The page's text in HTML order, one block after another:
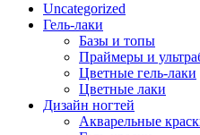
Uncategorized
Гель-лаки
Базы и топы
Праймеры и
Цветные гель-лаки
Цветные лаки
Дизайн ногтей
Акварельные